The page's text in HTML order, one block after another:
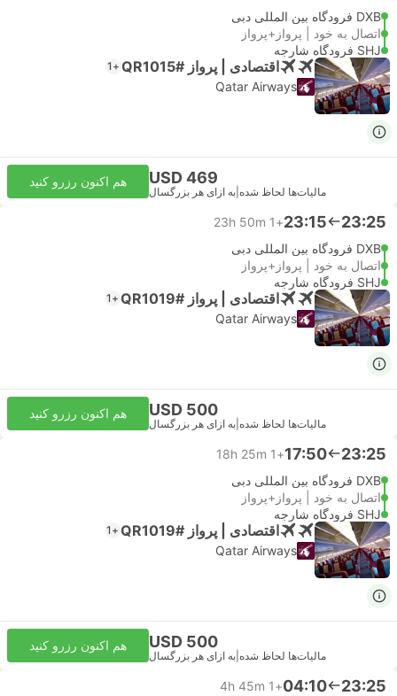
DXB فرودگاه بین المللی دبی
اتصال به خود | پرواز+پرواز
SHJ فرودگاه شارجه
اقتصادی | پرواز #QR1015 +1
Qatar Airways
USD 469
مالیات‌ها لحاظ شده به ازای هر بزرگسال
هم اکنون رزرو کنید
23:25
23:15
+1
23h 50m
DXB فرودگاه بین المللی دبی
اتصال به خود | پرواز+پرواز
SHJ فرودگاه شارجه
اقتصادی | پرواز #QR1019 +1
Qatar Airways
USD 500
مالیات‌ها لحاظ شده به ازای هر بزرگسال
هم اکنون رزرو کنید
23:25
17:50
+1
18h 25m
DXB فرودگاه بین المللی دبی
اتصال به خود | پرواز+پرواز
SHJ فرودگاه شارجه
اقتصادی | پرواز #QR1019 +1
Qatar Airways
USD 500
مالیات‌ها لحاظ شده به ازای هر بزرگسال
هم اکنون رزرو کنید
23:25
04:10
+1
4h 45m